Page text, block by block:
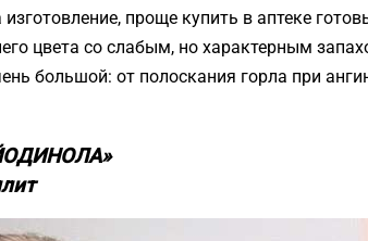
проще купить в аптеке
цвета со слабым, но характерным
большой: от полоскания горла при